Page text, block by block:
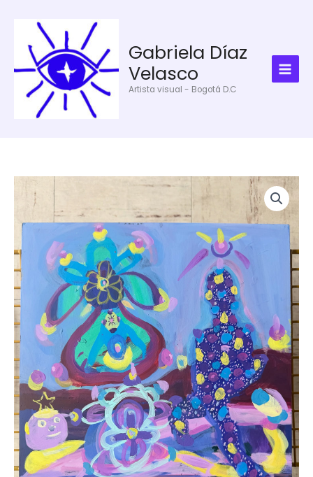
contenido
Gabriela Díaz
Velasco
Artista visual - Bogotá D.C